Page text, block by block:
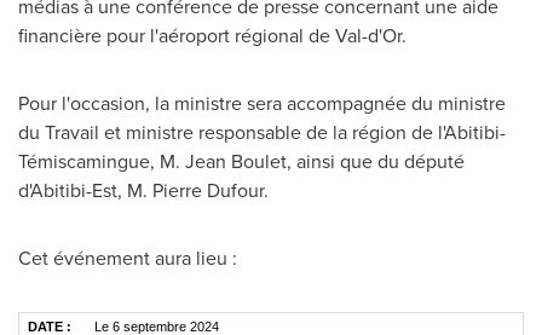
médias à une conférence de presse concernant une aide
financière pour l'aéroport régional deVal-d'Or.
Pour l'occasion, la ministre sera accompagnée du ministre
du Travail et ministre responsable de la région de l'Abitibi-
Témiscamingue, M. Jean Boulet, ainsi que du député
d'Abitibi-Est, M. Pierre Dufour.
Cet événement aura lieu :
DATE :
Le 6 septembre 2024